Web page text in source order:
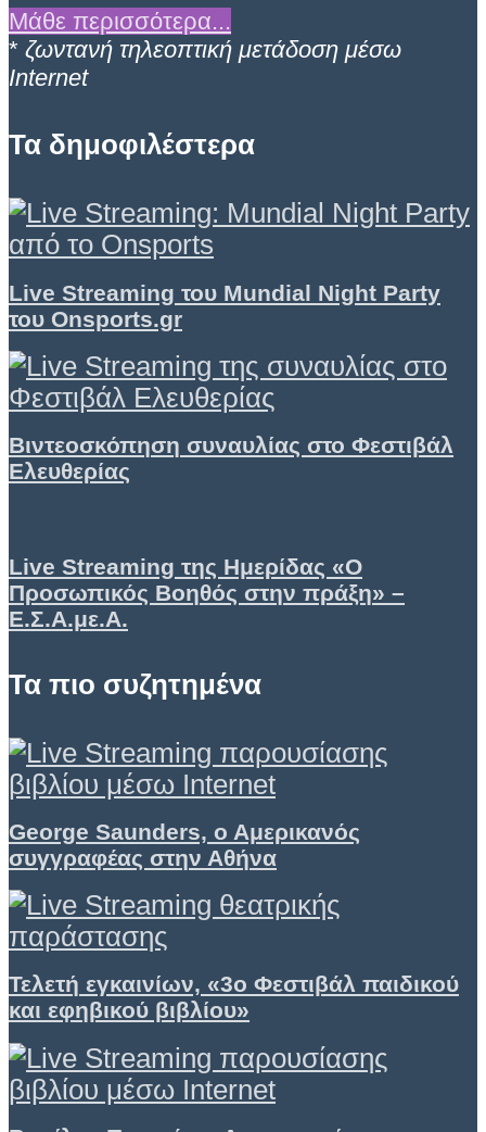
Μάθε περισσότερα...
* ζωντανή τηλεοπτική μετάδοση μέσω
Internet
Τα δημοφιλέστερα
Live Streaming του Mundial Night Party
του Onsports.gr
Βιντεοσκόπηση συναυλίας στο Φεστιβάλ
Ελευθερίας
Live Streaming της Ημερίδας «Ο
Προσωπικός Βοηθός στην πράξη» –
Ε.Σ.Α.με.Α.
Τα πιο συζητημένα
George Saunders, ο Αμερικανός
συγγραφέας στην Αθήνα
Τελετή εγκαινίων, «3ο Φεστιβάλ παιδικού
και εφηβικού βιβλίου»